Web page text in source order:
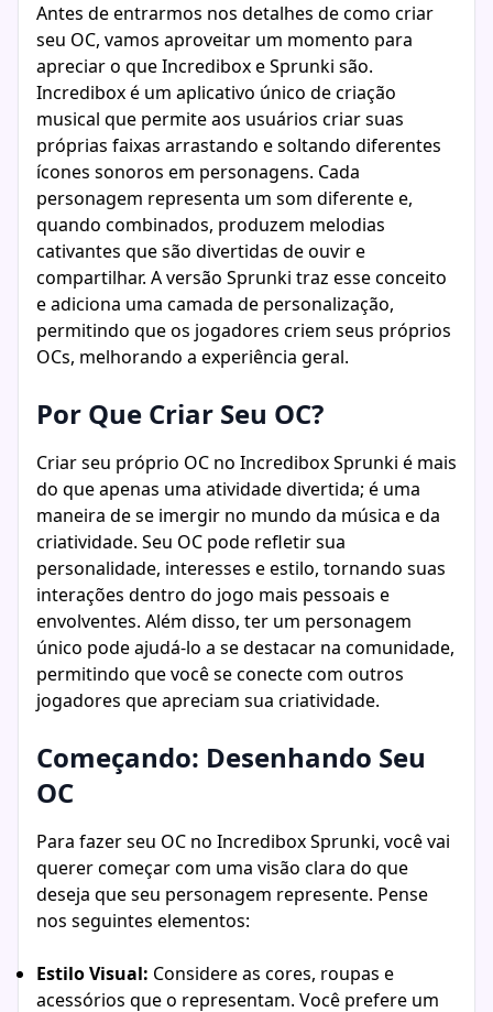
Antes de entrarmos nos detalhes de como criar
seu OC, vamos aproveitar um momento para
apreciar o que Incredibox e Sprunki são.
Incredibox é um aplicativo único de criação
musical que permite aos usuários criar suas
próprias faixas arrastando e soltando diferentes
ícones sonoros em personagens. Cada
personagem representa um som diferente e,
quando combinados, produzem melodias
cativantes que são divertidas de ouvir e
compartilhar. A versão Sprunki traz esse conceito
e adiciona uma camada de personalização,
permitindo que os jogadores criem seus próprios
OCs, melhorando a experiência geral.
Por Que Criar Seu OC?
Criar seu próprio OC no Incredibox Sprunki é mais
do que apenas uma atividade divertida; é uma
maneira de se imergir no mundo da música e da
criatividade. Seu OC pode refletir sua
personalidade, interesses e estilo, tornando suas
interações dentro do jogo mais pessoais e
envolventes. Além disso, ter um personagem
único pode ajudá-lo a se destacar na comunidade,
permitindo que você se conecte com outros
jogadores que apreciam sua criatividade.
Começando: Desenhando Seu
OC
Para fazer seu OC no Incredibox Sprunki, você vai
querer começar com uma visão clara do que
deseja que seu personagem represente. Pense
nos seguintes elementos:
Estilo Visual: Considere as cores, roupas e
acessórios que o representam. Você prefere um